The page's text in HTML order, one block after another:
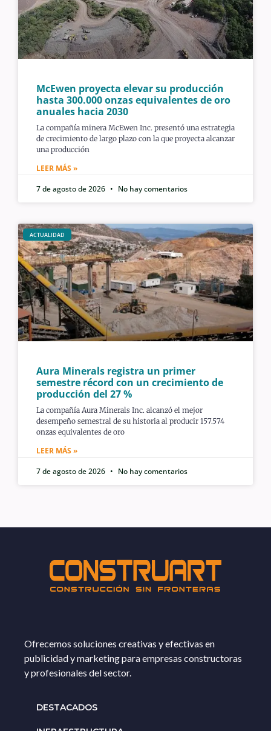
McEwen proyecta elevar su producción
hasta 300.000 onzas equivalentes de oro
anuales hacia 2030
La compañía minera McEwen Inc. presentó una estrategia
de crecimiento de largo plazo con la que proyecta alcanzar
una producción
LEER MÁS »
7 de agosto de 2026
No hay comentarios
ACTUALIDAD
Aura Minerals registra un primer
semestre récord con un crecimiento de
producción del 27 %
La compañía Aura Minerals Inc. alcanzó el mejor
desempeño semestral de su historia al producir 157.574
onzas equivalentes de oro
LEER MÁS »
7 de agosto de 2026
No hay comentarios
Ofrecemos soluciones creativas y efectivas en
publicidad y marketing para empresas constructoras
y profesionales del sector.
DESTACADOS